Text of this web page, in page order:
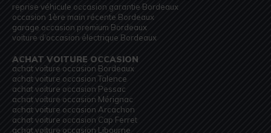
reprise véhicule occasion garantie Bordeaux
occasion 1ère main récente Bordeaux
garage occasion premium Bordeaux
voiture d’occasion électrique Bordeaux
ACHAT VOITURE OCCASION
achat voiture occasion Bordeaux
achat voiture occasion Talence
achat voiture occasion Pessac
achat voiture occasion Mérignac
achat voiture occasion Arcachon
achat voiture occasion Cap Ferret
achat voiture occasion Libourne